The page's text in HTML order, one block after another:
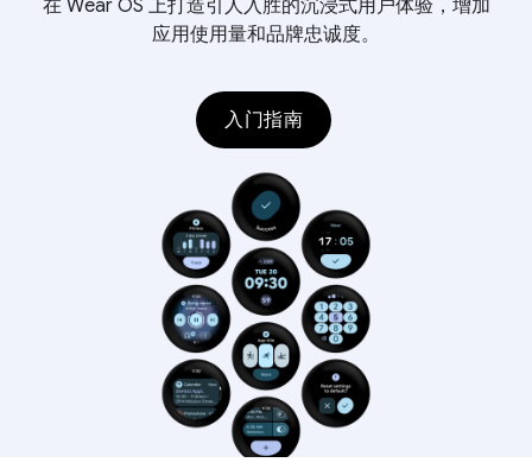
在 Wear OS 上打造引人入胜的沉浸式用户体验，增加
应用使用量和品牌忠诚度。
入门指南